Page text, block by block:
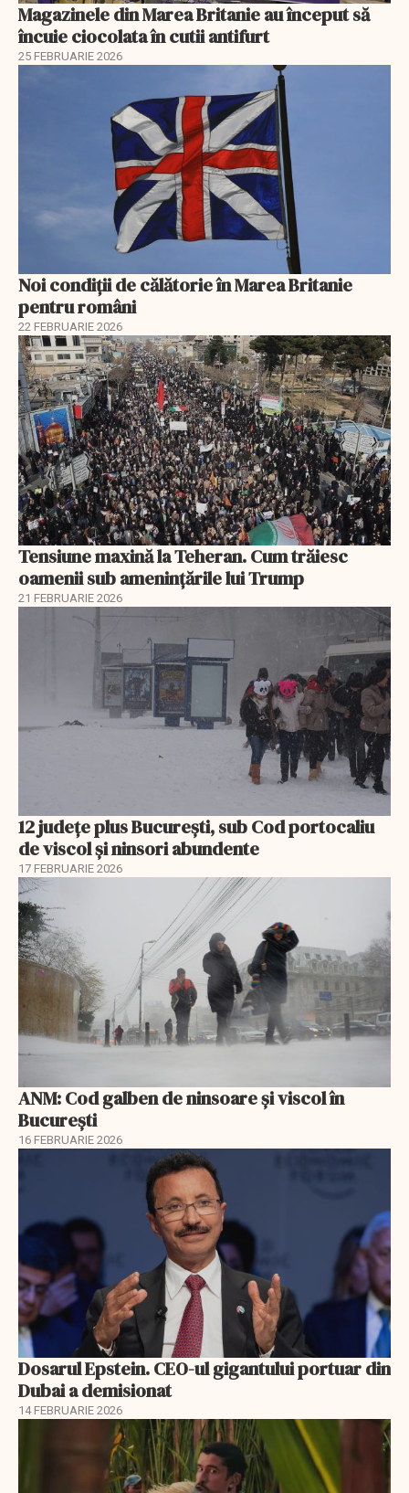
Magazinele din Marea Britanie au început să
încuie ciocolata în cutii antifurt
25 FEBRUARIE 2026
Noi condiții de călătorie în Marea Britanie
pentru români
22 FEBRUARIE 2026
Tensiune maxină la Teheran. Cum trăiesc
oamenii sub amenințările lui Trump
21 FEBRUARIE 2026
12 județe plus București, sub Cod portocaliu
de viscol și ninsori abundente
17 FEBRUARIE 2026
ANM: Cod galben de ninsoare și viscol în
București
16 FEBRUARIE 2026
Dosarul Epstein. CEO-ul gigantului portuar din
Dubai a demisionat
14 FEBRUARIE 2026